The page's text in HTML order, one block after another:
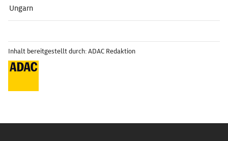
Ungarn
Inhalt bereitgestellt durch: ADAC Redaktion